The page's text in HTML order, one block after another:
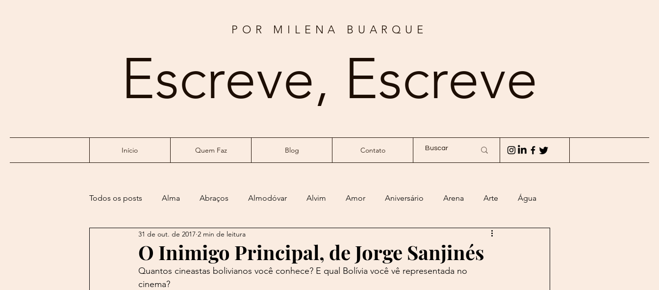
POR MILENA BUARQUE
Escreve, Escreve
Início Quem Faz Blog Contato
Todos os posts Alma Abraços Almodóvar Alvim Amor Aniversário Arena Arte Água
Álvares de Azevedo Bertolucci Boechat
Blogs do Além Borges Bon Jovi Brad Pitt Brasília Brennand Byron Buarque
O Inimigo Principal, de Jorge Sanjinés
31 de out. de 2017 2 min de leitura
Quantos cineastas bolivianos você conhece? E qual Bolívia você vê representada no
cinema?